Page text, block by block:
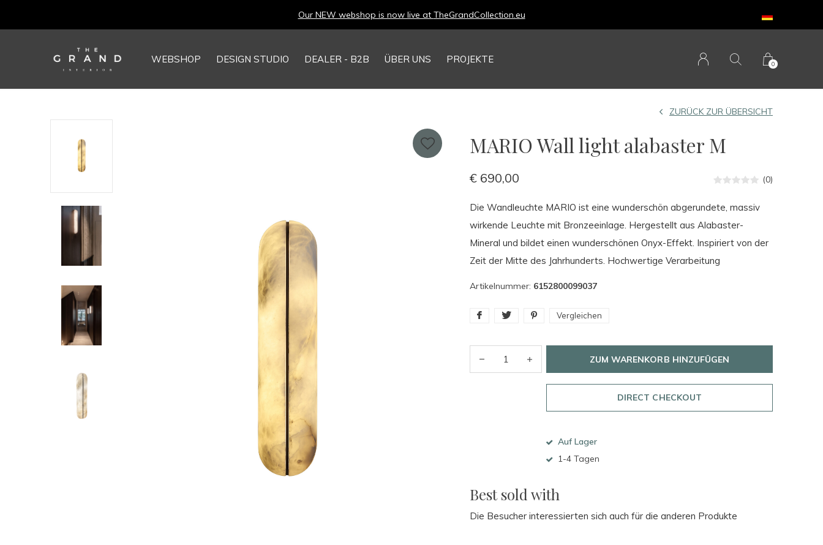
WEBSHOP DESIGN STUDIO DEALER - B2B ÜBER UNS PROJEKTE 0
Our NEW webshop is now live at TheGrandCollection.eu
MARIO Wall light alabaster M
ZURÜCK ZUR ÜBERSICHT
€ 690,00 (0)
Die Wandleuchte MARIO ist eine wunderschön abgerundete, massiv
wirkende Leuchte mit Bronzeeinlage. Hergestellt aus Alabaster-
Mineral und bildet einen wunderschönen Onyx-Effekt. Inspiriert von der
Zeit der Mitte des Jahrhunderts. Hochwertige Verarbeitung
Artikelnummer: 6152800099037
Vergleichen
ZUM WARENKORB HINZUFÜGEN
DIRECT CHECKOUT
Auf Lager
1-4 Tagen
Best sold with
Die Besucher interessierten sich auch für die anderen Produkte